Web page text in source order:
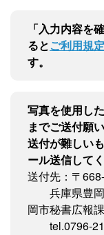
「入力内容を
るとご利用規定
す。
写真を使用し
までご送付願い
送付が難しい
ール送信して
送付先：〒
兵庫県豊岡
岡市秘書広報課
tel.0796-